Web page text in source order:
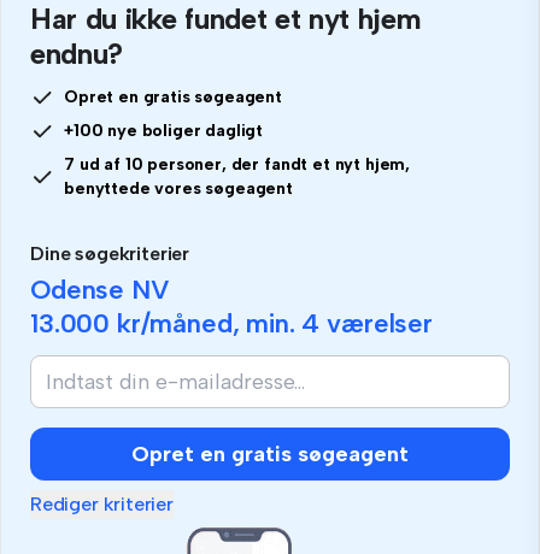
Har du ikke fundet et nyt hjem
endnu?
Opret en gratis søgeagent
+100 nye boliger dagligt
7 ud af 10 personer, der fandt et nyt hjem,
benyttede vores søgeagent
Dine søgekriterier
Odense NV
13.000 kr/måned, min. 4 værelser
Opret en gratis søgeagent
Rediger kriterier